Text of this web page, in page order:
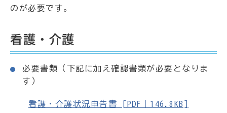
のが必要です。
看護・介護
必要書類（下記に加え確認書類が必要となりま
す）
看護・介護状況申告書 [PDF｜146.8KB]